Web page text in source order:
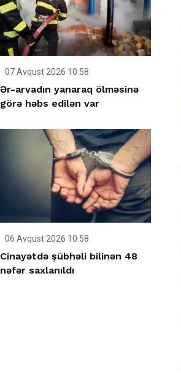
07 Avqust 2026 10:58
Ər-arvadın yanaraq ölməsinə
görə həbs edilən var
06 Avqust 2026 10:58
Cinayətdə şübhəli bilinən 48
nəfər saxlanıldı